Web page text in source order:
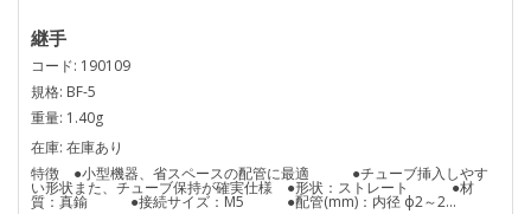
継手
コード: 190109
規格: BF-5
重量: 1.40g
在庫: 在庫あり
特徴 ●小型機器、省スペースの配管に最適 ●チューブ挿入しやす
い形状また、チューブ保持が確実仕様 ●形状：ストレート ●材
質：真鍮 ●接続サイズ：M5 ●配管(mm)：内径 ф2～2...